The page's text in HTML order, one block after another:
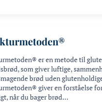
er en metode til
som giver luftige,
brød uden
giver en forståelse
når du bager brød…